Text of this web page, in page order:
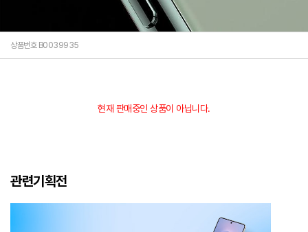
상품번호 B0039935
현재 판매중인 상품이 아닙니다.
관련기획전